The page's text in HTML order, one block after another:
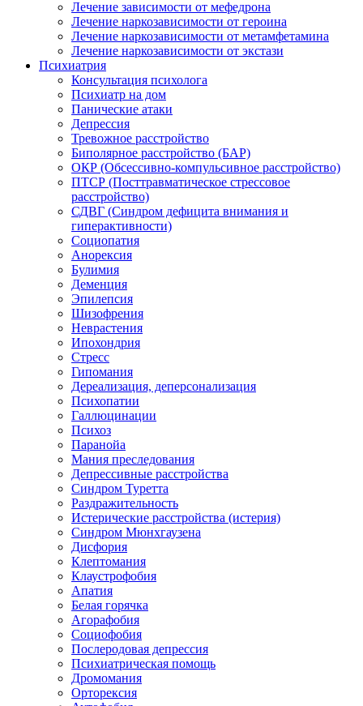
Лечение зависимости от мефедрона
Лечение наркозависимости от героина
Лечение наркозависимости от метамфетамина
Лечение наркозависимости от экстази
Психиатрия
Консультация психолога
Психиатр на дом
Панические атаки
Депрессия
Тревожное расстройство
Биполярное расстройство (БАР)
ОКР (Обсессивно-компульсивное расстройство)
ПТСР (Посттравматическое стрессовое
расстройство)
СДВГ (Синдром дефицита внимания и
гиперактивности)
Социопатия
Анорексия
Булимия
Деменция
Эпилепсия
Шизофрения
Неврастения
Ипохондрия
Стресс
Гипомания
Дереализация, деперсонализация
Психопатии
Галлюцинации
Психоз
Паранойа
Мания преследования
Депрессивные расстройства
Синдром Туретта
Раздражительность
Истерические расстройства (истерия)
Синдром Мюнхгаузена
Дисфория
Клептомания
Клаустрофобия
Апатия
Белая горячка
Агорафобия
Социофобия
Послеродовая депрессия
Психиатрическая помощь
Дромомания
Орторексия